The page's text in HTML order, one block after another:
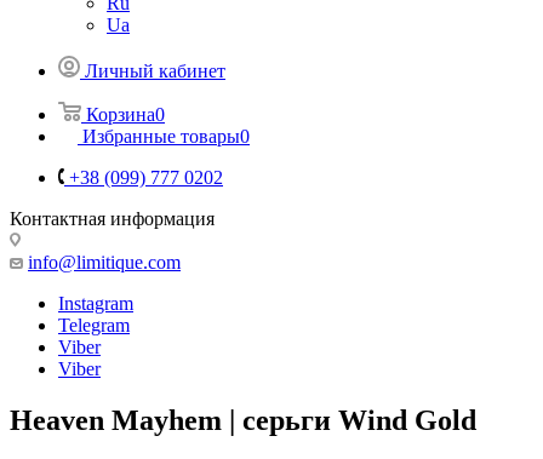
Ua
Личный кабинет
Корзина0
Избранные товары0
+38 (099) 777 0202
Контактная информация
info@limitique.com
Instagram
Telegram
Viber
Viber
Heaven Mayhem | серьги Wind Gold